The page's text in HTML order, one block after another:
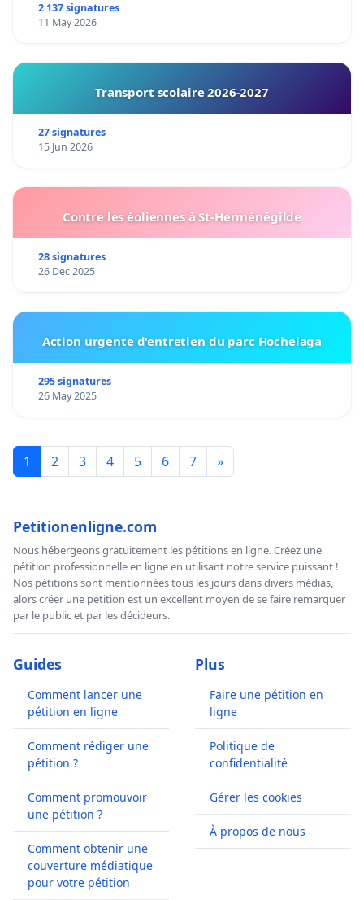
2 137 signatures
11 May 2026
Transport scolaire 2026-2027
27 signatures
15 Jun 2026
Contre les éoliennes à St-Herménégilde
28 signatures
26 Dec 2025
Action urgente d'entretien du parc Hochelaga
295 signatures
26 May 2025
1 2 3 4 5 6 7 »
Petitionenligne.com
Nous hébergeons gratuitement les pétitions en ligne. Créez une
pétition professionnelle en ligne en utilisant notre service puissant !
Nos pétitions sont mentionnées tous les jours dans divers médias,
alors créer une pétition est un excellent moyen de se faire remarquer
par le public et par les décideurs.
Guides
Comment lancer une
pétition en ligne
Comment rédiger une
pétition ?
Comment promouvoir
une pétition ?
Comment obtenir une
couverture médiatique
pour votre pétition
Plus
Faire une pétition en
ligne
Politique de
confidentialité
Gérer les cookies
À propos de nous